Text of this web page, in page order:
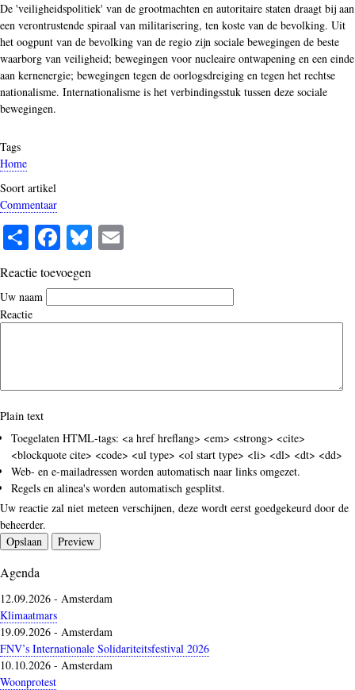
De 'veiligheidspolitiek' van de grootmachten en autoritaire staten draagt bij aan
een verontrustende spiraal van militarisering, ten koste van de bevolking. Uit
het oogpunt van de bevolking van de regio zijn sociale bewegingen de beste
waarborg van veiligheid; bewegingen voor nucleaire ontwapening en een einde
aan kernenergie; bewegingen tegen de oorlogsdreiging en tegen het rechtse
nationalisme. Internationalisme is het verbindingsstuk tussen deze sociale
bewegingen.
Tags
Home
Soort artikel
Commentaar
S
ha
re
Fa
ce
bo
ok
Bl
ue
sk
y
ail
Reactie toevoegen
Uw naam
Reactie
Plain text
Toegelaten HTML-tags: <a href hreflang> <em> <strong> <cite>
<blockquote cite> <code> <ul type> <ol start type> <li> <dl> <dt> <dd>
Web- en e-mailadressen worden automatisch naar links omgezet.
Regels en alinea's worden automatisch gesplitst.
Uw reactie zal niet meteen verschijnen, deze wordt eerst goedgekeurd door de
beheerder.
Agenda
12.09.2026 - Amsterdam
Klimaatmars
19.09.2026 - Amsterdam
FNV’s Internationale Solidariteitsfestival 2026
10.10.2026 - Amsterdam
Woonprotest